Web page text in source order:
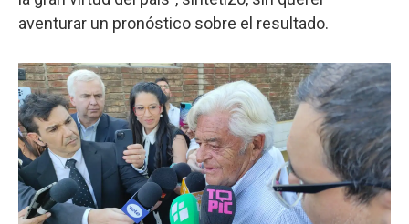
aventurar un pronóstico sobre el resultado.